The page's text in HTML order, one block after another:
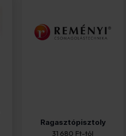
Ragasztópisztoly
31 680 Ft-tól